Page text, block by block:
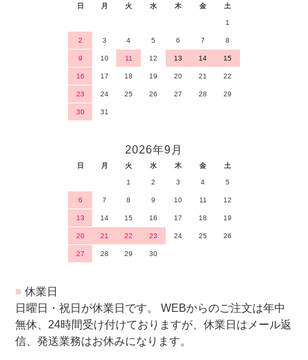
日 月 火 水 木 金 土
1
2 3 4 5 6 7 8
9 10 11 12 13 14 15
16 17 18 19 20 21 22
23 24 25 26 27 28 29
30 31
2026年9月
日 月 火 水 木 金 土
1 2 3 4 5
6 7 8 9 10 11 12
13 14 15 16 17 18 19
20 21 22 23 24 25 26
27 28 29 30
■ 休業日
日曜日・祝日が休業日です。 WEBからのご注文は年中
無休、24時間受け付けておりますが、休業日はメール返
信、発送業務はお休みになります。